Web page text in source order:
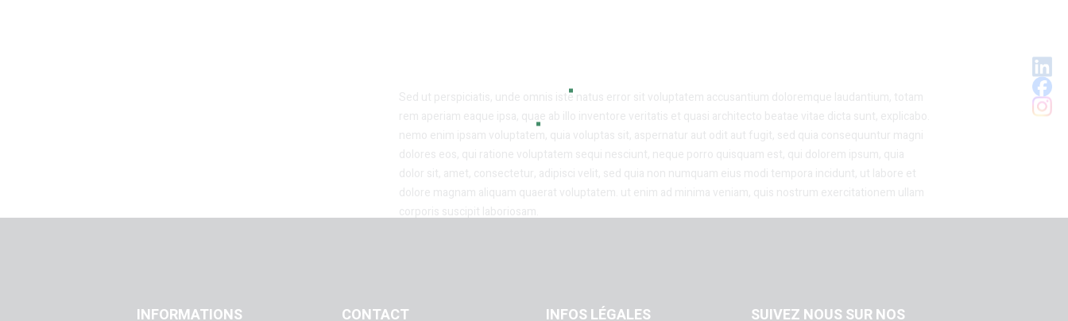
Sed ut perspiciatis, unde omnis iste natus error sit voluptatem accusantium doloremque laudantium, totam
rem aperiam eaque ipsa, quae ab illo inventore veritatis et quasi architecto beatae vitae dicta sunt, explicabo.
nemo enim ipsam voluptatem, quia voluptas sit, aspernatur aut odit aut fugit, sed quia consequuntur magni
dolores eos, qui ratione voluptatem sequi nesciunt, neque porro quisquam est, qui dolorem ipsum, quia
dolor sit, amet, consectetur, adipisci velit, sed quia non numquam eius modi tempora incidunt, ut labore et
dolore magnam aliquam quaerat voluptatem. ut enim ad minima veniam, quis nostrum exercitationem ullam
corporis suscipit laboriosam.
INFORMATIONS CONTACT INFOS LÉGALES SUIVEZ NOUS SUR NOS